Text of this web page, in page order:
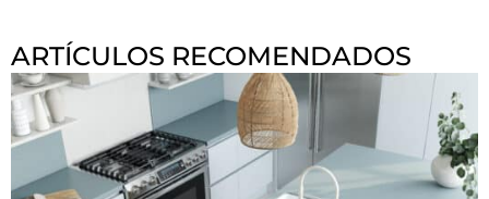
ARTÍCULOS RECOMENDADOS